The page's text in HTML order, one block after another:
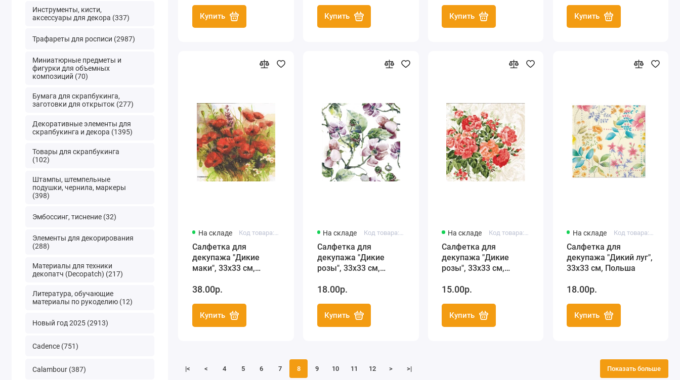
Инструменты, кисти,
аксессуары для декора (337)
Трафареты для росписи (2987)
Миниатюрные предметы и
фигурки для объемных
композиций (70)
Бумага для скрапбукинга,
заготовки для открыток (277)
Декоративные элементы для
скрапбукинга и декора (1395)
Товары для скрапбукинга
(102)
Штампы, штемпельные
подушки, чернила, маркеры
(398)
Эмбоссинг, тиснение (32)
Элементы для декорирования
(288)
Материалы для техники
декопатч (Decopatch) (217)
Литература, обучающие
материалы по рукоделию (12)
Новый год 2025 (2913)
Cadence (751)
Calambour (387)
Купить Купить Купить Купить
На складе
Салфетка для
декупажа "Дикие
маки", 33х33 см,
38.00р.
Купить
На складе
Салфетка для
декупажа "Дикие
розы", 33х33 см,
18.00р.
Купить
На складе
Салфетка для
декупажа "Дикие
розы", 33х33 см,
15.00р.
Купить
На складе
Салфетка для
декупажа "Дикий луг",
33х33 см, Польша
18.00р.
Купить
|< < 4 5 6 7 8 9 10 11 12 > >| Показать больше